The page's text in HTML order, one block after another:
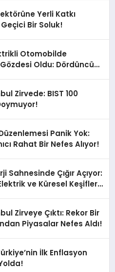
Yerli Katkı
Bir Soluk!
Otomobilde
Gözdesi Oldu: Dördüncü
Zirvede: BIST 100
Panik Yok:
Rahat Bir Nefes Alıyor!
Sahnesinde Çığır Açıyor:
ve Küresel Keşifler
Zirveye Çıktı: Rekor Bir
Piyasalar Nefes Aldı!
İlk Enflasyon